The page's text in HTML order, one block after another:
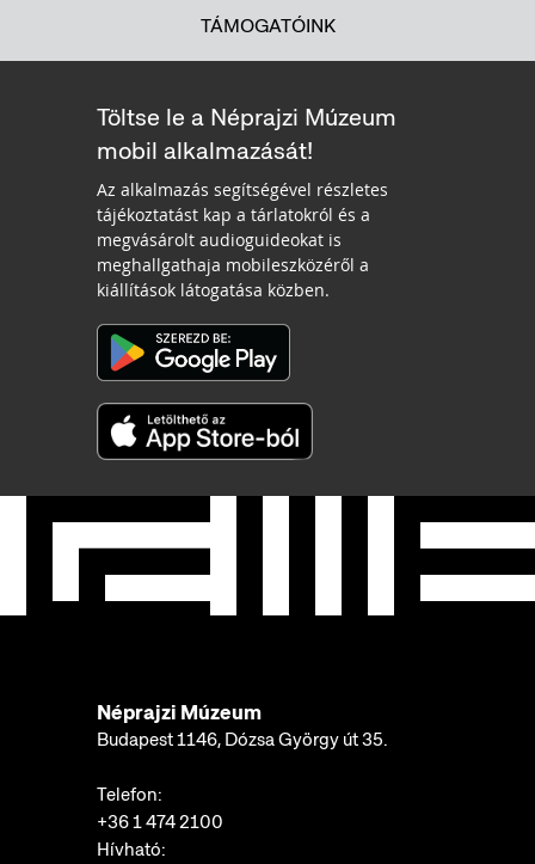
TÁMOGATÓINK
Töltse le a Néprajzi Múzeum
mobil alkalmazását!
Az alkalmazás segítségével részletes
tájékoztatást kap a tárlatokról és a
megvásárolt audioguideokat is
meghallgathaja mobileszközéről a
kiállítások látogatása közben.
Néprajzi Múzeum
Budapest 1146, Dózsa György út 35.
Telefon:
+36 1 474 2100
Hívható: